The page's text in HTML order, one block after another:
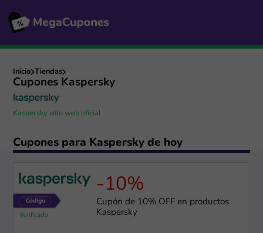
Inicio Tiendas
Cupones Kaspersky
Kaspersky sitio web oficial
Cupones para Kaspersky de hoy
-10%
Cupón de 10% OFF en productos
Kaspersky